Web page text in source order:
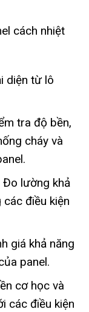
cách nhiệt
diện từ lô
tra độ bền,
cháy và
Đo lường khả
điều kiện
giá khả năng
panel.
cơ học và
các điều kiện